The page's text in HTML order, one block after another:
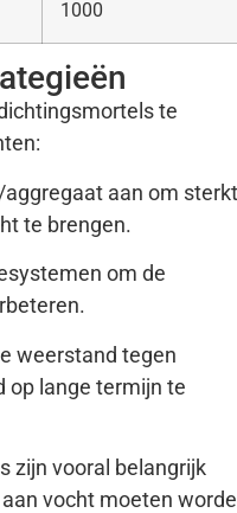
1000
te
aan om
te brengen.
om de
weerstand tegen
op lange termijn te
zijn vooral belangrijk
vocht moeten